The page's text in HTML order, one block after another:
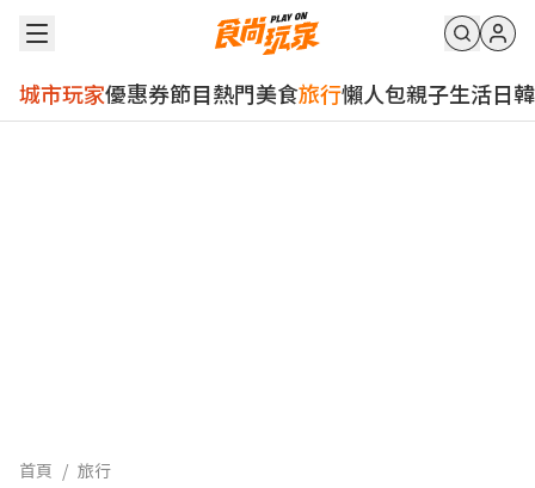
城市玩家優惠券節目熱門美食旅行懶人包親子生活日韓
首頁 / 旅行